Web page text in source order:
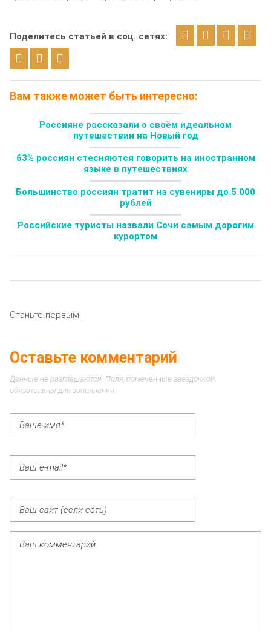
Поделитесь статьей в соц. сетях:
Вам также может быть интересно:
Россияне рассказали о своём идеальном
путешествии на Новый год
63% россиян стесняются говорить на иностранном
языке в путешествиях
Большинство россиян тратит на сувениры до 5 000
рублей
Российские туристы назвали Сочи самым дорогим
курортом
Станьте первым!
Оставьте комментарий
Данные не разглашаются. Поля, помеченные звездочкой,
обязательны для заполнения